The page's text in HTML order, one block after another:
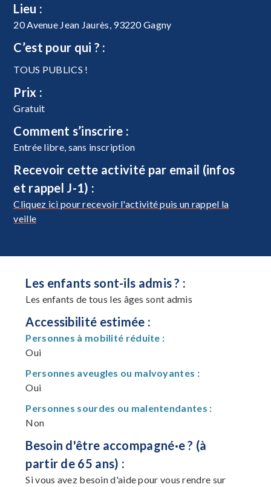
Lieu :
20 Avenue Jean Jaurès, 93220 Gagny
C’est pour qui ? :
TOUS PUBLICS !
Prix :
Gratuit
Comment s’inscrire :
Entrée libre, sans inscription
Recevoir cette activité par email (infos
et rappel J-1) :
Cliquez ici pour recevoir l'activité puis un rappel la
veille
Les enfants sont-ils admis ? :
Les enfants de tous les âges sont admis
Accessibilité estimée :
Personnes à mobilité réduite :
Oui
Personnes aveugles ou malvoyantes :
Oui
Personnes sourdes ou malentendantes :
Non
Besoin d'être accompagné·e ? (à
partir de 65 ans) :
Si vous avez besoin d'aide pour vous rendre sur